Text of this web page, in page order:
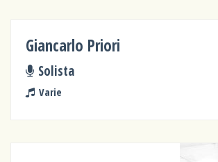
Giancarlo Priori
Solista
Varie